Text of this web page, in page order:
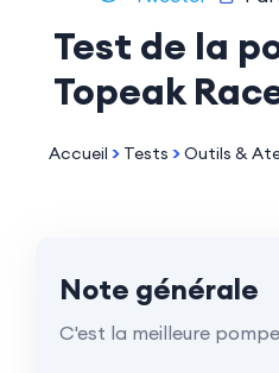
Test de la
Topeak
Accueil > Tests >Outils &
Note générale
C'est la meilleure